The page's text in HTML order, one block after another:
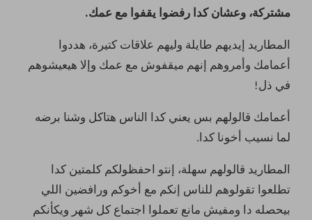
مشتركة، وعشان كدا رفضوا يقفوا مع عمك.
المطاريد إيديهم طايلة وليهم علاقات كتيرة، هددوا
أعمامك وأمروهم إنهم ميقفوش مع عمك وإلا هيعيشوهم
في ذل!
أعمامك قالولهم بس يعني كدا الناس هتاكل وشنا برضه
لما نسيب أخونا كدا.
المطاريد قالولهم سهلة، إنتو احفظولكم كلمتين كدا
تطلعوا تقولوهم للناس إنكم مع أخوكم ورافضين اللي
بيحصله دا ومفيش مانع تعملوا اجتماع كل شهر ويكأنكم